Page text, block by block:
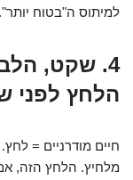
למיתוס ה"בטוח
4. שקט,
הלחץ לפני
חיים מודרניים =
מלחיץ. הלחץ הזה,